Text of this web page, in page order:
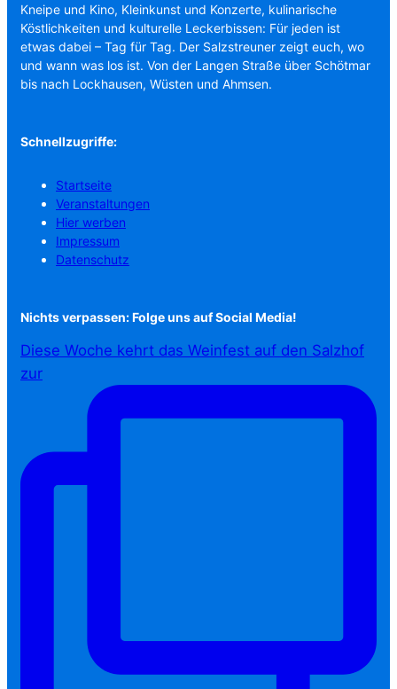
Kneipe und Kino, Kleinkunst und Konzerte, kulinarische
Köstlichkeiten und kulturelle Leckerbissen: Für jeden ist
etwas dabei – Tag für Tag. Der Salzstreuner zeigt euch, wo
und wann was los ist. Von der Langen Straße über Schötmar
bis nach Lockhausen, Wüsten und Ahmsen.
Schnellzugriffe:
Startseite
Veranstaltungen
Hier werben
Impressum
Datenschutz
Nichts verpassen: Folge uns auf Social Media!
Diese Woche kehrt das Weinfest auf den Salzhof
zur